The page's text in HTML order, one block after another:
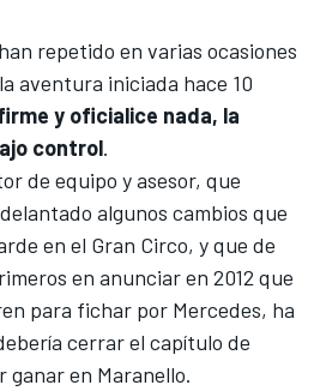
repetido en varias ocasiones
aventura iniciada hace 10
y oficialice nada, la
control.
de equipo y asesor, que
algunos cambios que
en el Gran Circo, y que de
en anunciar en 2012 que
para fichar por Mercedes, ha
cerrar el capítulo de
en Maranello.